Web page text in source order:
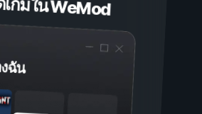
เกมใน WeMod
ฉัน